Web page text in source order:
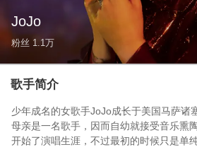
JoJo
粉丝 1.1万
歌手简介
少年成名的女歌手JoJo成长于美国马萨诸
母亲是一名歌手，因而自幼就接受音乐熏
开始了演唱生涯，不过最初的时候只是单